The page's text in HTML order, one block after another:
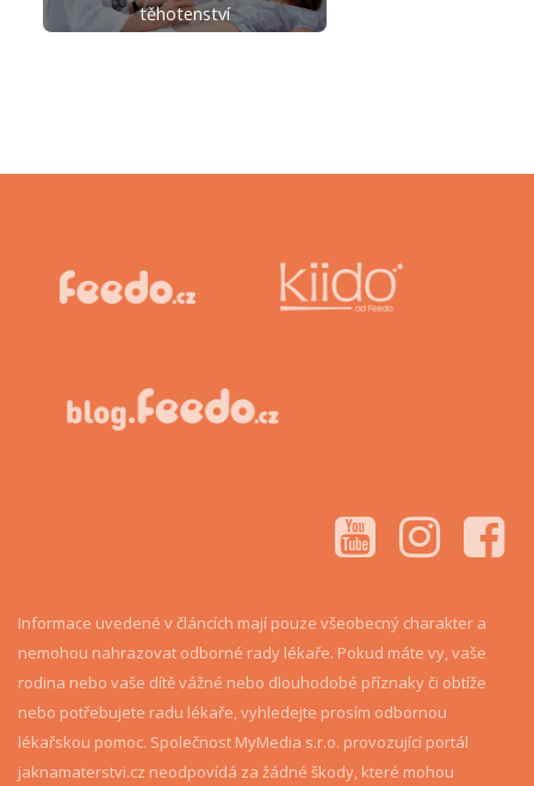
těhotenství
Informace uvedené v článcích mají pouze všeobecný charakter a
nemohou nahrazovat odborné rady lékaře. Pokud máte vy, vaše
rodina nebo vaše dítě vážné nebo dlouhodobé příznaky či obtíže
nebo potřebujete radu lékaře, vyhledejte prosím odbornou
lékařskou pomoc. Společnost MyMedia s.r.o. provozující portál
jaknamaterstvi.cz neodpovídá za žádné škody, které mohou